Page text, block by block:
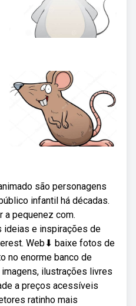
são personagens
infantil há décadas.
a pequenez com.
ideias e inspirações de
Web⬇ baixe fotos de
no enorme banco de
ilustrações livres
a preços acessíveis
ratinho mais